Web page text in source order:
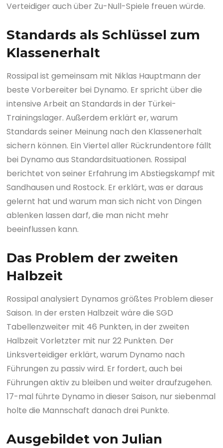
Verteidiger auch über Zu-Null-Spiele freuen würde.
Standards als Schlüssel zum
Klassenerhalt
Rossipal ist gemeinsam mit Niklas Hauptmann der
beste Vorbereiter bei Dynamo. Er spricht über die
intensive Arbeit an Standards in der Türkei-
Trainingslager. Außerdem erklärt er, warum
Standards seiner Meinung nach den Klassenerhalt
sichern können. Ein Viertel aller Rückrundentore fällt
bei Dynamo aus Standardsituationen. Rossipal
berichtet von seiner Erfahrung im Abstiegskampf mit
Sandhausen und Rostock. Er erklärt, was er daraus
gelernt hat und warum man sich nicht von Dingen
ablenken lassen darf, die man nicht mehr
beeinflussen kann.
Das Problem der zweiten
Halbzeit
Rossipal analysiert Dynamos größtes Problem dieser
Saison. In der ersten Halbzeit wäre die SGD
Tabellenzweiter mit 46 Punkten, in der zweiten
Halbzeit Vorletzter mit nur 22 Punkten. Der
Linksverteidiger erklärt, warum Dynamo nach
Führungen zu passiv wird. Er fordert, auch bei
Führungen aktiv zu bleiben und weiter draufzugehen.
17-mal führte Dynamo in dieser Saison, nur siebenmal
holte die Mannschaft danach drei Punkte.
Ausgebildet von Julian